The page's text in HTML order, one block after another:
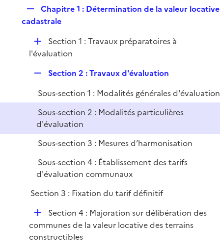
r
e
p
l
r
e
l
i
Chapitre 1 : Détermination de la valeur locative
cadastrale
D
é
e
r
Section 1 : Travaux préparatoires à
l'évaluation
p
e
r
Section 2 : Travaux d'évaluation
Sous-section 1 : Modalités générales d'évaluation
Sous-section 2 : Modalités particulières
d'évaluation
Sous-section 3 : Mesures d’harmonisation
Sous-section 4 : Établissement des tarifs
d'évaluation communaux
Section 3 : Fixation du tarif définitif
D
é
p
Section 4 : Majoration sur délibération des
communes de la valeur locative des terrains
constructibles